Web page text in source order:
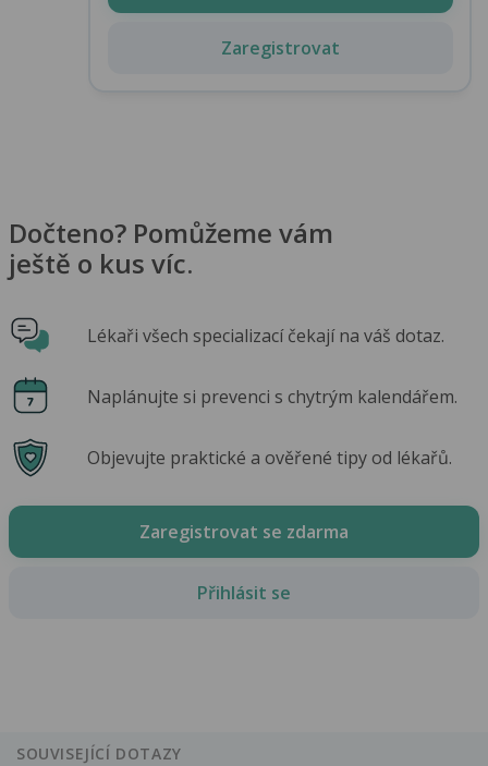
Zaregistrovat
Dočteno? Pomůžeme vám
ještě o kus víc.
Lékaři všech specializací čekají na váš dotaz.
Naplánujte si prevenci s chytrým kalendářem.
Objevujte praktické a ověřené tipy od lékařů.
Zaregistrovat se zdarma
Přihlásit se
SOUVISEJÍCÍ DOTAZY